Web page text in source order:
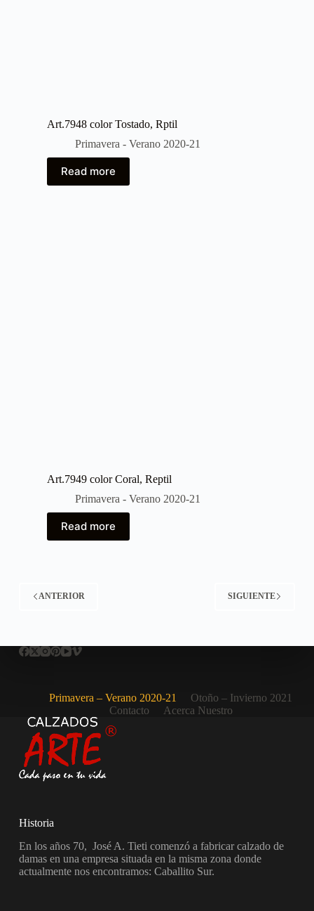
Art.7948 color Tostado, Rptil
Primavera - Verano 2020-21
Read more
Art.7949 color Coral, Reptil
Primavera - Verano 2020-21
Read more
ANTERIOR SIGUIENTE
Primavera – Verano 2020-21
Otoño – Invierno 2021
Contacto
Acerca Nuestro
Historia
En los años 70, José A. Tieti comenzó a fabricar calzado de
damas en una empresa situada en la misma zona donde
actualmente nos encontramos: Caballito Sur.